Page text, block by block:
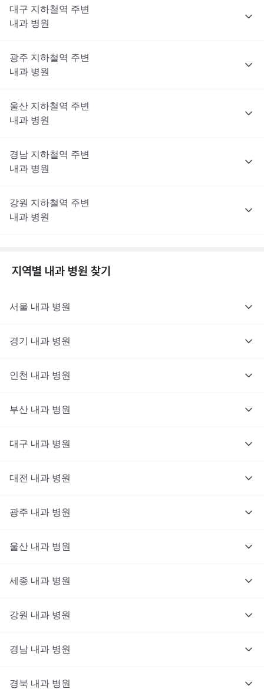
대구 지하철역 주변
내과 병원
광주 지하철역 주변
내과 병원
울산 지하철역 주변
내과 병원
경남 지하철역 주변
내과 병원
강원 지하철역 주변
내과 병원
지역별 내과 병원 찾기
서울 내과 병원
경기 내과 병원
인천 내과 병원
부산 내과 병원
대구 내과 병원
대전 내과 병원
광주 내과 병원
울산 내과 병원
세종 내과 병원
강원 내과 병원
경남 내과 병원
경북 내과 병원